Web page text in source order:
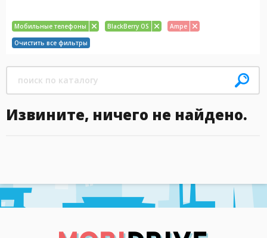
Мобильные телефоны BlackBerry OS
Ampe
Очистить все фильтры
Извините, ничего не найдено.